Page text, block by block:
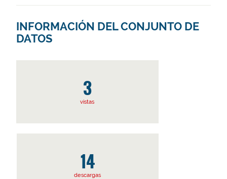
INFORMACIÓN DEL CONJUNTO DE
DATOS
3
vistas
14
descargas